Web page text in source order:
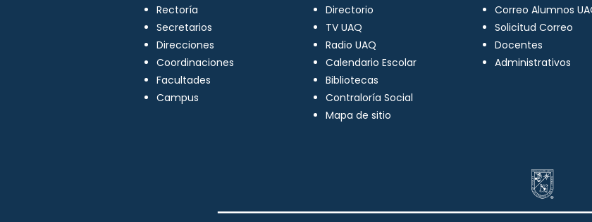
Rectoría
Secretarios
Direcciones
Coordinaciones
Facultades
Campus
Directorio
TV UAQ
Radio UAQ
Calendario Escolar
Bibliotecas
Contraloría Social
Mapa de sitio
Correo Alumnos
Solicitud Correo
Docentes
Administrativos